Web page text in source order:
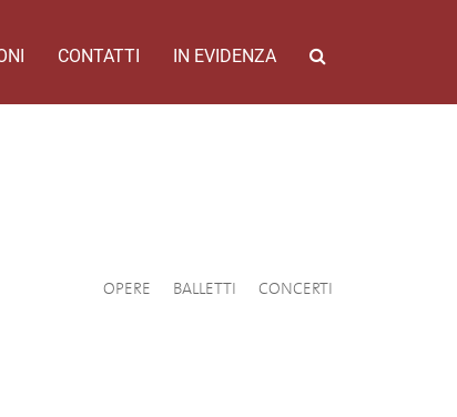
CONTATTI IN EVIDENZA
OPERE BALLETTI CONCERTI